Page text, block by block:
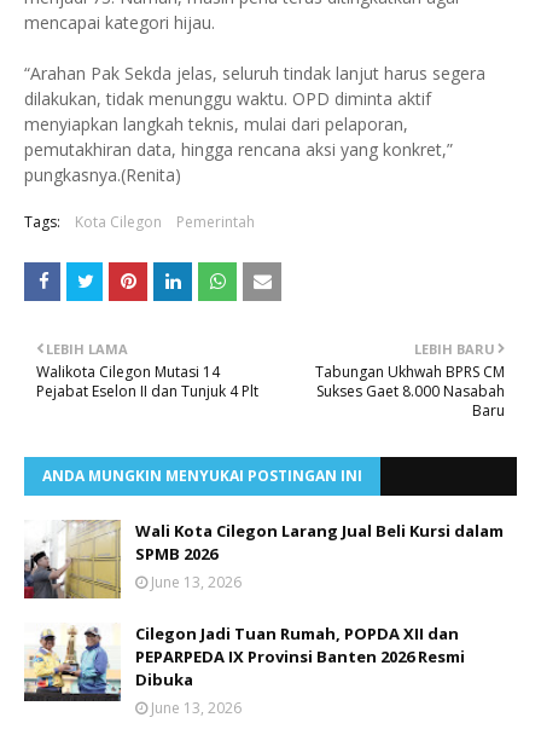
mencapai kategori hijau.
“Arahan Pak Sekda jelas, seluruh tindak lanjut harus segera
dilakukan, tidak menunggu waktu. OPD diminta aktif
menyiapkan langkah teknis, mulai dari pelaporan,
pemutakhiran data, hingga rencana aksi yang konkret,”
pungkasnya.(Renita)
Tags: Kota Cilegon Pemerintah
LEBIH BARU
Tabungan Ukhwah BPRS CM
Sukses Gaet 8.000 Nasabah
Baru
LEBIH LAMA
Walikota Cilegon Mutasi 14
Pejabat Eselon II dan Tunjuk 4 Plt
ANDA MUNGKIN MENYUKAI POSTINGAN INI
Wali Kota Cilegon Larang Jual Beli Kursi dalam
SPMB 2026
June 13, 2026
Cilegon Jadi Tuan Rumah, POPDA XII dan
PEPARPEDA IX Provinsi Banten 2026 Resmi
Dibuka
June 13, 2026